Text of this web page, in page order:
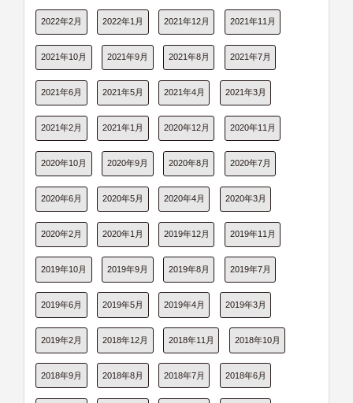
2022年2月 2022年1月 2021年12月 2021年11月
2021年10月 2021年9月 2021年8月 2021年7月
2021年6月 2021年5月 2021年4月 2021年3月
2021年2月 2021年1月 2020年12月 2020年11月
2020年10月 2020年9月 2020年8月 2020年7月
2020年6月 2020年5月 2020年4月 2020年3月
2020年2月 2020年1月 2019年12月 2019年11月
2019年10月 2019年9月 2019年8月 2019年7月
2019年6月 2019年5月 2019年4月 2019年3月
2019年2月 2018年12月 2018年11月 2018年10月
2018年9月 2018年8月 2018年7月 2018年6月